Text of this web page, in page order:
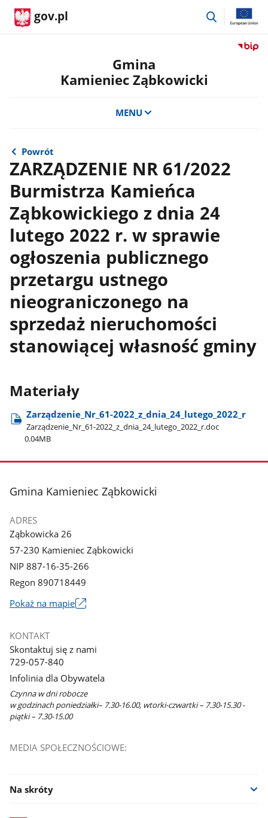
gov.pl
przejdź
Przejdź
Gmina
Kamieniec Ząbkowicki
MENU
Powrót
ZARZĄDZENIE NR 61/2022
Burmistrza Kamieńca
Ząbkowickiego z dnia 24
lutego 2022 r. w sprawie
ogłoszenia publicznego
przetargu ustnego
nieograniczonego na
sprzedaż nieruchomości
stanowiącej własność gminy
Materiały
Zarządzenie​_Nr​_61-2022​_z​_dnia​_24​_lutego​_2022​_r
Zarządzenie​_Nr​_61-2022​_z​_dnia​_24​_lutego​_2022​_r.doc
0.04MB
stopka
Gmina Kamieniec Ząbkowicki
ADRES
Ząbkowicka 26
57-230 Kamieniec Ząbkowicki
NIP 887-16-35-266
Regon 890718449
Pokaż na mapieLink
nowym
KONTAKT
Skontaktuj się z nami
729-057-840
Infolinia dla Obywatela
Czynna w dni robocze
w godzinach poniedziałki– 7.30-16.00, wtorki-czwartki – 7.30-15.30 -
piątki – 7.30-15.00
MEDIA SPOŁECZNOŚCIOWE:
Na skróty